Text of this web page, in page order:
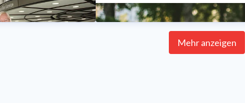
Mehr anzeigen